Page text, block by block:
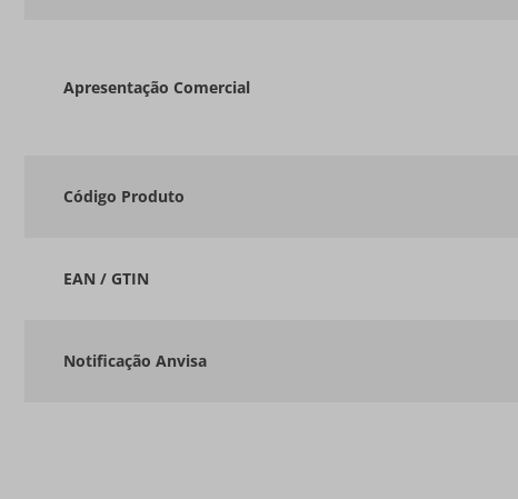
Apresentação Comercial
Código Produto
EAN / GTIN
Notificação Anvisa